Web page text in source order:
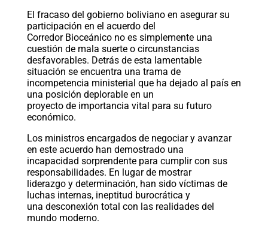
El fracaso del gobierno boliviano en asegurar su
participación en el acuerdo del
Corredor Bioceánico no es simplemente una
cuestión de mala suerte o circunstancias
desfavorables. Detrás de esta lamentable
situación se encuentra una trama de
incompetencia ministerial que ha dejado al país en
una posición deplorable en un
proyecto de importancia vital para su futuro
económico.
Los ministros encargados de negociar y avanzar
en este acuerdo han demostrado una
incapacidad sorprendente para cumplir con sus
responsabilidades. En lugar de mostrar
liderazgo y determinación, han sido víctimas de
luchas internas, ineptitud burocrática y
una desconexión total con las realidades del
mundo moderno.